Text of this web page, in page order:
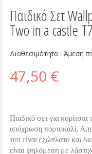
Παιδικό Σετ
Two in a castle
Διαθεσιμότητα :Άμεση
47,50 €
Παιδικό σετ για κορίτσια
απόχρωση πορτοκαλί.
τοπ είναι εξώπλατο και
είναι ψηλόμεση με